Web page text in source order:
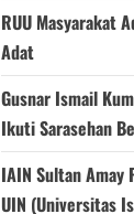
RUU Masyarakat
Adat
Gusnar Ismail
Ikuti Sarasehan
IAIN Sultan
UIN (Universitas